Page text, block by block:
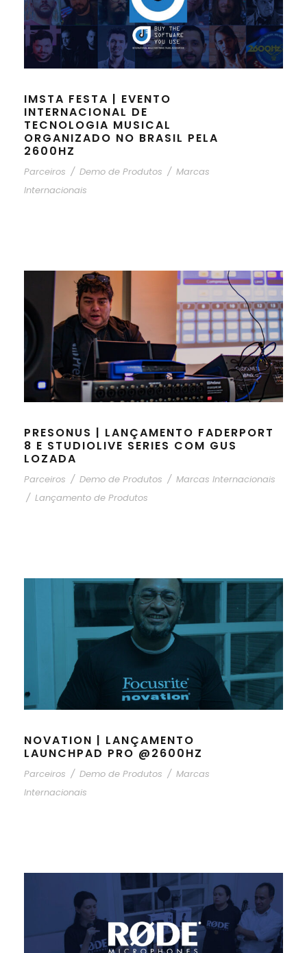
IMSTA FESTA | EVENTO
INTERNACIONAL DE
TECNOLOGIA MUSICAL
ORGANIZADO NO BRASIL PELA
2600HZ
Parceiros / Demo de Produtos / Marcas
Internacionais
PRESONUS | LANÇAMENTO FADERPORT
8 E STUDIOLIVE SERIES COM GUS
LOZADA
Parceiros / Demo de Produtos / Marcas Internacionais
/ Lançamento de Produtos
NOVATION | LANÇAMENTO
LAUNCHPAD PRO @2600HZ
Parceiros / Demo de Produtos / Marcas
Internacionais